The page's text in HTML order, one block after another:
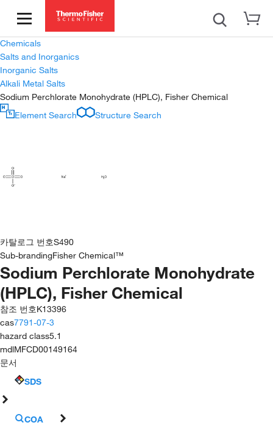
Chemicals
Salts and Inorganics
Inorganic Salts
Alkali Metal Salts
Sodium Perchlorate Monohydrate (HPLC), Fisher Chemical
Element Search
Structure Search
카탈로그 번호S490
Sub-brandingFisher Chemical™
Sodium Perchlorate Monohydrate
(HPLC), Fisher Chemical
참조 번호K13396
cas7791-07-3
hazard class5.1
mdlMFCD00149164
문서
SDS
COA